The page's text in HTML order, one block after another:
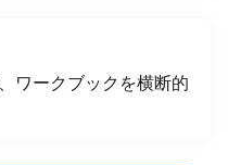
ワークブックを横断的